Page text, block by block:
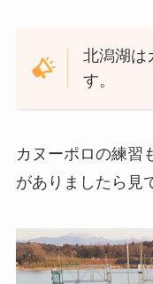
北潟湖は
す。
カヌーポロの練習
がありましたら見